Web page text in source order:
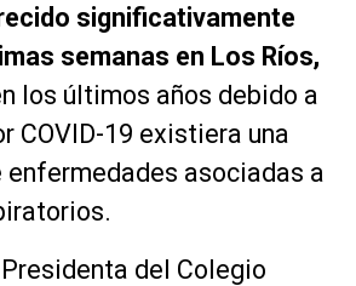
significativamente
semanas en Los Ríos,
los últimos años debido a
COVID-19 existiera una
enfermedades asociadas a
del Colegio